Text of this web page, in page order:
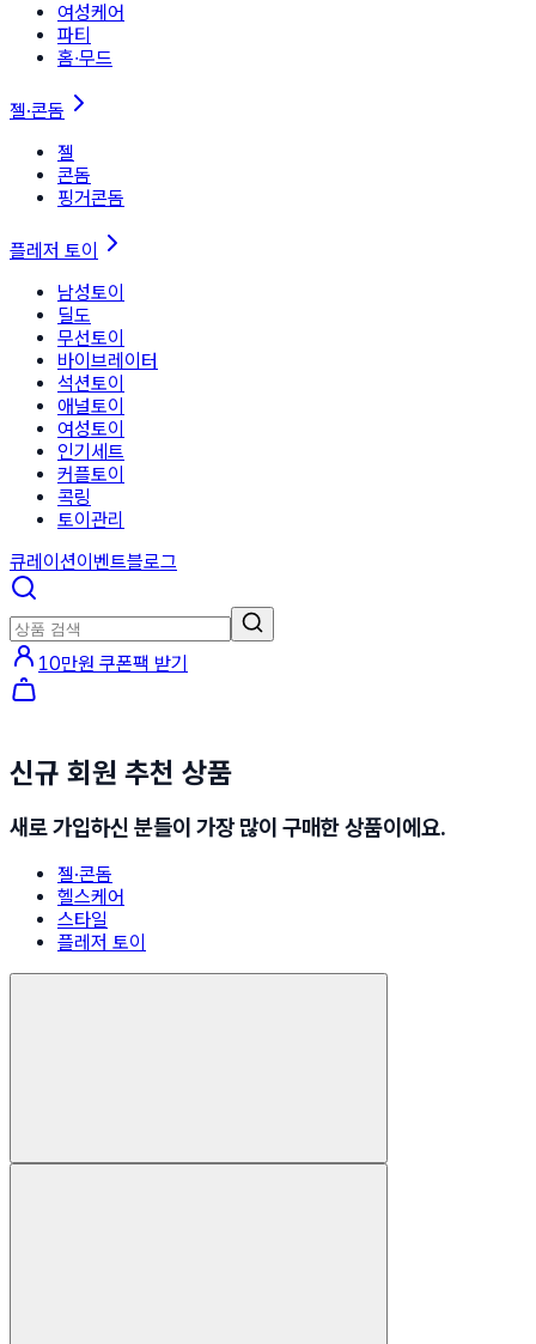
여성케어
파티
홈∙무드
젤·콘돔
젤
콘돔
핑거콘돔
플레저 토이
남성토이
딜도
무선토이
바이브레이터
석션토이
애널토이
여성토이
인기세트
커플토이
콕링
토이관리
큐레이션이벤트블로그
10만원 쿠폰팩 받기
신규 회원 추천 상품
새로 가입하신 분들이 가장 많이 구매한 상품이에요.
젤·콘돔
헬스케어
스타일
플레저 토이